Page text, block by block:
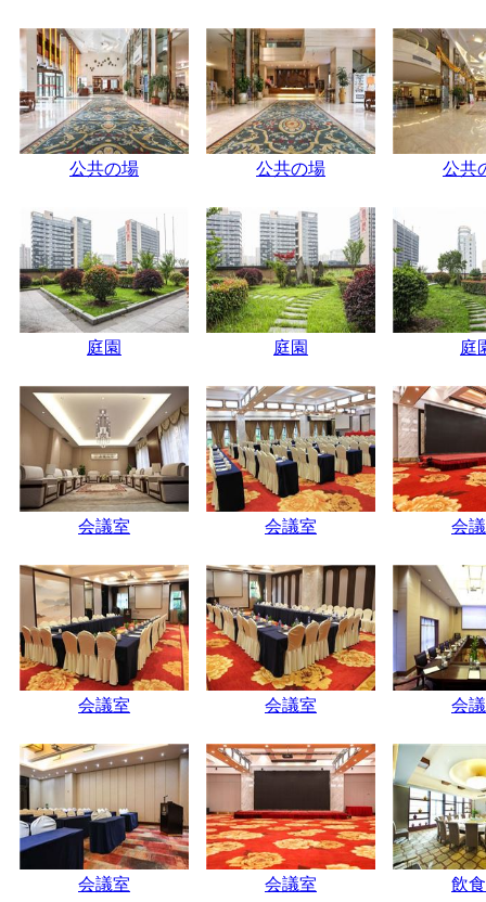
公共の場 公共の場 公共
庭園 庭園 庭
会議室 会議室 会
会議室 会議室 会
会議室 会議室 飲